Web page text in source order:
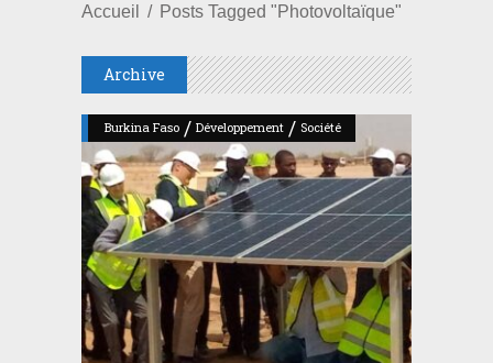
Accueil Posts Tagged "Photovoltaïque"
Archive
Burkina Faso / Développement / Société